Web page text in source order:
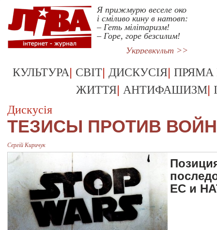
Я прижмурю веселе око
і сміливо кину в натовп:
– Геть мілітаризм!
– Горе, горе безсилим!
Укрревкульт >>
КУЛЬТУРА| СВІТ| ДИСКУСІЯ| ПРЯМА
ЖИТТЯ| АНТИФАШИЗМ|
Дискусія
ТЕЗИСЫ ПРОТИВ
Сергій Киричук
ЕС и